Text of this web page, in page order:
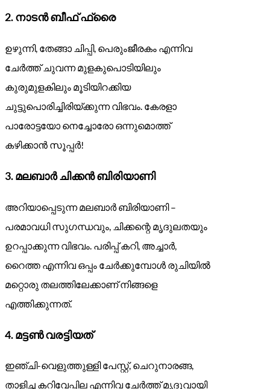
2.നാടൻ ബീഫ് ഫ്രൈ
ഉഴുന്നി, തേങ്ങാ ചിപ്പി, പെരുംജീരകം എന്നിവ
ചേർത്ത് ചുവന്ന മുളകുപൊടിയിലും
കുരുമുളകിലും മൂടിയിറക്കിയ
ചുട്ടുപൊരിച്ചിരിയ്ക്കുന്ന വിഭവം. കേരളാ
പാരോട്ടയോ നെച്ചോരോ ഒന്നുമൊത്ത്
കഴിക്കാൻ സൂപ്പർ!
3.മലബാർ ചിക്കൻ ബിരിയാണി
അറിയാപ്പെടുന്ന മലബാർ ബിരിയാണി –
പരമാവധി സുഗന്ധവും, ചിക്കന്റെ മൃദുലതയും
ഉറപ്പാക്കുന്ന വിഭവം. പരിപ്പ് കറി, അച്ചാർ,
റൈത്ത എന്നിവ ഒപ്പം ചേർക്കുമ്പോൾ രുചിയിൽ
മറ്റൊരു തലത്തിലേക്കാണ് നിങ്ങളെ
എത്തിക്കുന്നത്.
4.മട്ടൺ വരട്ടിയത്
ഇഞ്ചി-വെളുത്തുള്ളി പേസ്റ്റ്, ചെറുനാരങ്ങ,
താളിച്ച കറിവേപ്പില എന്നിവ ചേർത്ത് മൃദുവായി